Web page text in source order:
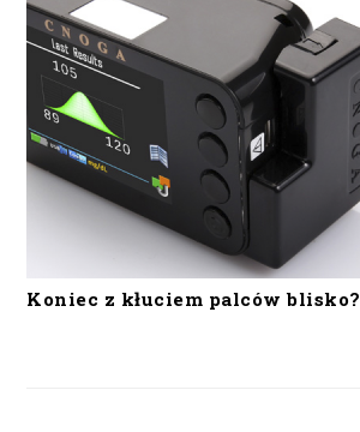
Koniec z kłuciem palców blisko?